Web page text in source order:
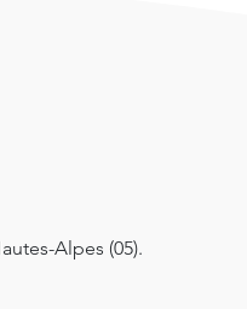
Alpes (05).